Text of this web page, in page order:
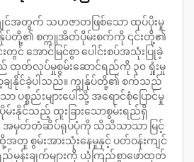
ျင်အတွက် သဟဇာတဖြစ်သော ထုပ်ပိုးမှု
ပ်တို့၏ စက္ကူအိတ်ပိုမ်းစက်ကို ၎င်းတို့၏
ောင်မြင်စွာ ပေါင်းစပ်အသုံးပြုခဲ့
ထုတ်လုပ်မှုစွမ်းဆောင်ရည်ကို ၃၀ ရှုံးမှု
ျနိုင်ခဲ့ပါသည်။ ကျွန်ုပ်တို့၏ စက်သည်
ပစ္စည်းများပေါ်သို့ အရောင်စုံပြောင်မှု
ပိုမ်းနိုင်သည့် ထူးခြားသောစွမ်းရည်ရှိ
အမှတ်တံဆိပ်ရုပ်ပုံကို သိသိသာသာ မြင့်
တူ စွမ်းအားသုံးနေမှုနှင့် ပတ်ဝန်းကျင်
ည်မှန်းချက်များကို ယုံကြည်စွာဖော်ထုတ်